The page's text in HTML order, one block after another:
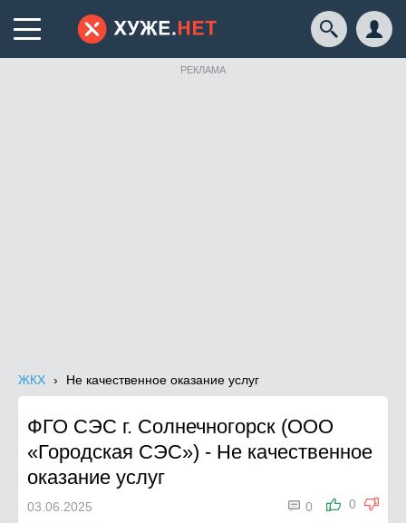
РЕКЛАМА
ЖКХ Не качественное оказание услуг
ФГО СЭС г. Солнечногорск (ООО
«Городская СЭС») - Не качественное
оказание услуг
0
 0
03.06.2025